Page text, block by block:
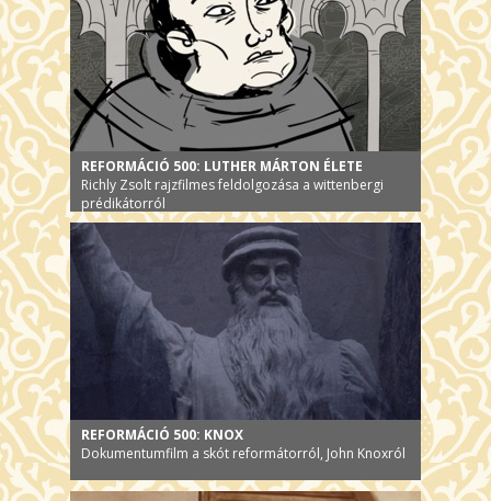
REFORMÁCIÓ 500: LUTHER MÁRTON ÉLETE
Richly Zsolt rajzfilmes feldolgozása a wittenbergi
prédikátorról
REFORMÁCIÓ 500: KNOX
Dokumentumfilm a skót reformátorról, John Knoxról